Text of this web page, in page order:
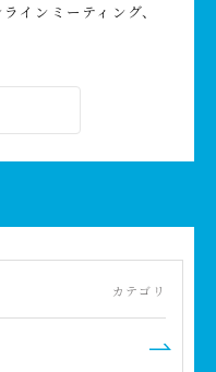
インミーティング、
カテゴリ